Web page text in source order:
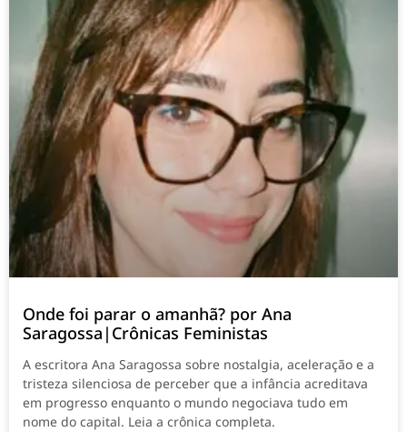
Onde foi parar o amanhã? por Ana
Saragossa|Crônicas Feministas
A escritora Ana Saragossa sobre nostalgia, aceleração e a
tristeza silenciosa de perceber que a infância acreditava
em progresso enquanto o mundo negociava tudo em
nome do capital. Leia a crônica completa.